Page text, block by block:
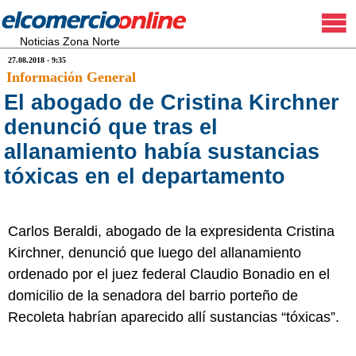
Noticias Zona Norte
27.08.2018 - 9:35
Información General
El abogado de Cristina Kirchner
denunció que tras el
allanamiento había sustancias
tóxicas en el departamento
Carlos Beraldi, abogado de la expresidenta Cristina
Kirchner, denunció que luego del allanamiento
ordenado por el juez federal Claudio Bonadio en el
domicilio de la senadora del barrio porteño de
Recoleta habrían aparecido allí sustancias “tóxicas”.